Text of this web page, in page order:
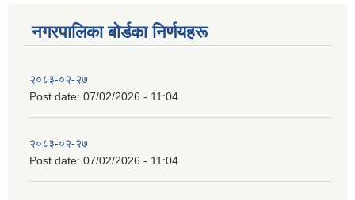
नगरपालिका बाेर्डका निर्णयहरू
२०८३-०२-२७
Post date: 07/02/2026 - 11:04
२०८३-०२-२७
Post date: 07/02/2026 - 11:04